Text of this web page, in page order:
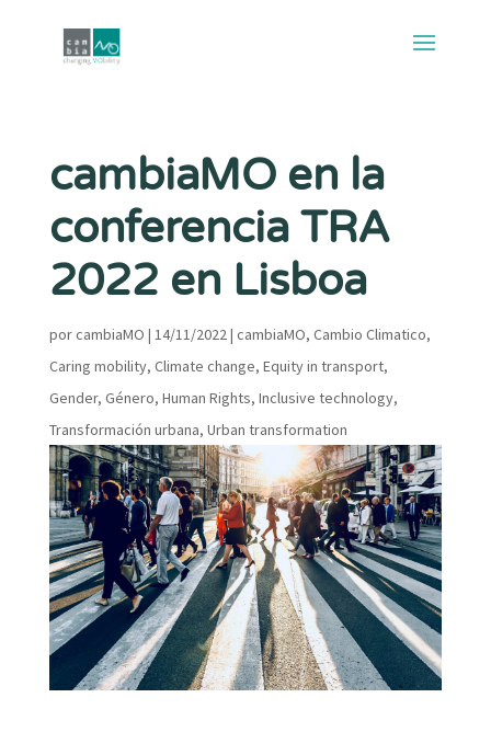
cambiaMO en la
conferencia TRA
2022 en Lisboa
porcambiaMO | 14/11/2022| cambiaMO, Cambio Climatico,
Caring mobility, Climate change, Equity in transport,
Gender, Género, Human Rights, Inclusive technology,
Transformación urbana, Urban transformation